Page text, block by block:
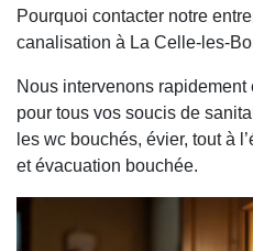
Pourquoi contacter notre
canalisation à La Celle-les-
Nous intervenons
pour tous vos soucis de
les wc bouchés, évier, tout à
et évacuation bouchée.